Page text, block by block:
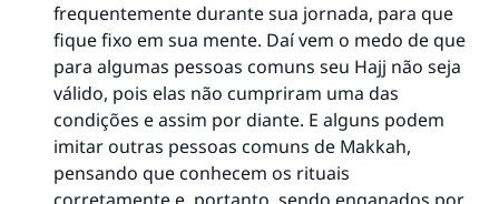
frequentemente durante sua jornada, para que
fique fixo em sua mente. Daí vem o medo de que
para algumas pessoas comuns seu Hajj não seja
válido, pois elas não cumpriram uma das
condições e assim por diante. E alguns podem
imitar outras pessoas comuns de Makkah,
pensando que conhecem os rituais